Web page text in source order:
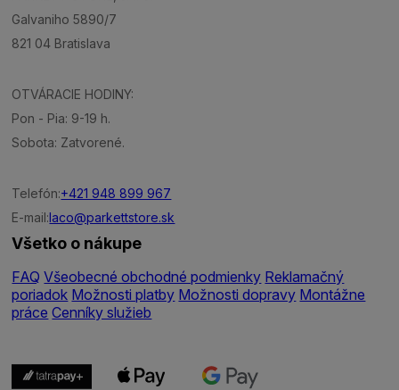
Galvaniho 5890/7
821 04 Bratislava
OTVÁRACIE HODINY:
Pon - Pia: 9-19 h.
Sobota: Zatvorené.
Telefón:+421 948 899 967
E-mail:laco@parkettstore.sk
Všetko o nákupe
FAQ Všeobecné obchodné podmienky Reklamačný
poriadok Možnosti platby Možnosti dopravy Montážne
práce Cenníky služieb